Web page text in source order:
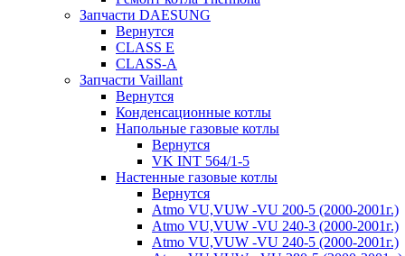
Запчасти DAESUNG
Вернутся
CLASS E
CLASS-A
Запчасти Vaillant
Вернутся
Конденсационные котлы
Напольные газовые котлы
Вернутся
VK INT 564/1-5
Настенные газовые котлы
Вернутся
Atmo VU,VUW -VU 200-5 (2000-2001г.)
Atmo VU,VUW -VU 240-3 (2000-2001г.)
Atmo VU,VUW -VU 240-5 (2000-2001г.)